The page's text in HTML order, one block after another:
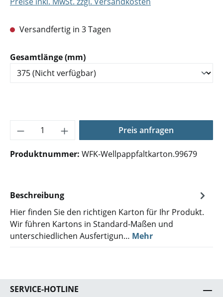
Versandfertig in 3 Tagen
Gesamtlänge (mm)auswählen
Produkt Anzahl: Gib den gewünschten
Preis anfragen
Produktnummer: WFK-Wellpappfaltkarton.99679
Beschreibung
Hier finden Sie den richtigen Karton für Ihr Produkt.
Wir führen Kartons in Standard-Maßen und
unterschiedlichen Ausfertigun… Mehr
SERVICE-HOTLINE